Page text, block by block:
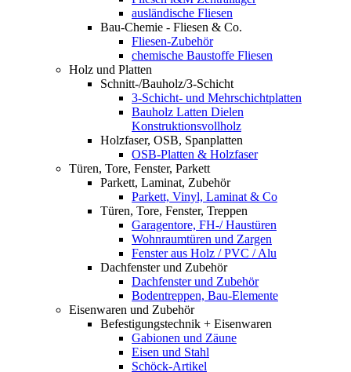
ausländische Fliesen
Bau-Chemie - Fliesen & Co.
Fliesen-Zubehör
chemische Baustoffe Fliesen
Holz und Platten
Schnitt-/Bauholz/3-Schicht
3-Schicht- und Mehrschichtplatten
Bauholz Latten Dielen
Konstruktionsvollholz
Holzfaser, OSB, Spanplatten
OSB-Platten & Holzfaser
Türen, Tore, Fenster, Parkett
Parkett, Laminat, Zubehör
Parkett, Vinyl, Laminat & Co
Türen, Tore, Fenster, Treppen
Garagentore, FH-/ Haustüren
Wohnraumtüren und Zargen
Fenster aus Holz / PVC / Alu
Dachfenster und Zubehör
Dachfenster und Zubehör
Bodentreppen, Bau-Elemente
Eisenwaren und Zubehör
Befestigungstechnik + Eisenwaren
Gabionen und Zäune
Eisen und Stahl
Schöck-Artikel